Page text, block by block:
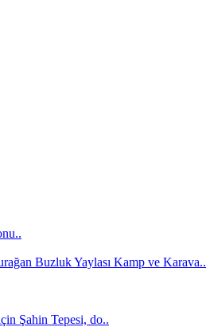
Buzluk Yaylası Kamp ve Karava..
Şahin Tepesi, do..